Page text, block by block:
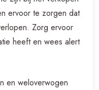
ervoor te zorgen dat
Zorg ervoor
heeft en wees alert
en weloverwogen